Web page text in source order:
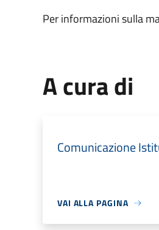
Per informazioni sulla
A cura di
Comunicazione
VAI ALLA PAGINA